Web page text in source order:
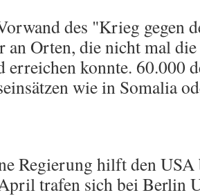
des "Krieg gegen
an Orten, die nicht mal
erreichen konnte. 60.000
wie in Somalia
Regierung hilft den USA
trafen sich bei Berlin